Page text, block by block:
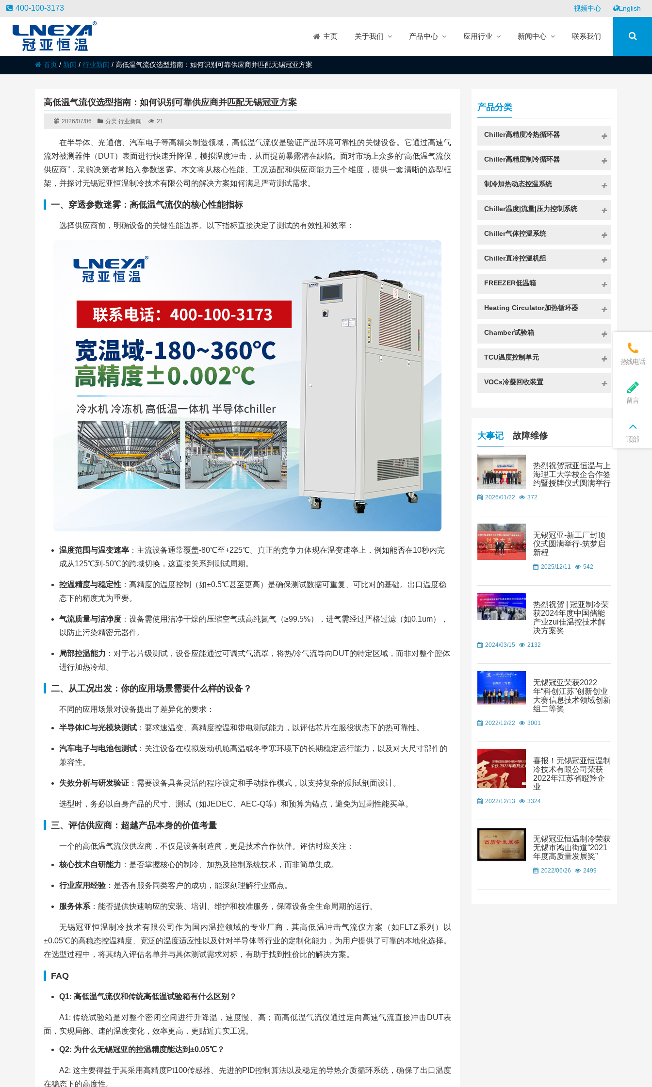
400-100-3173 视频中心 English
主页 关于我们 产品中心 应用行业 新闻中心 联系我们
首页 / 新闻 / 行业新闻 / 高低温气流仪选型指南：如何识别可靠供应商并匹配无锡冠亚方案
高低温气流仪选型指南：如何识别可靠供应商并匹配无锡冠亚方案
2026/07/06 分类:行业新闻 21
在半导体、光通信、汽车电子等高精尖制造领域，高低温气流仪是验证产品环境可靠性的关键设备。它通过高速气
流对被测器件（DUT）表面进行快速升降温，模拟温度冲击，从而提前暴露潜在缺陷。面对市场上众多的“高低温气流仪
供应商”，采购决策者常陷入参数迷雾。本文将从核心性能、工况适配和供应商能力三个维度，提供一套清晰的选型框
架，并探讨无锡冠亚恒温制冷技术有限公司的解决方案如何满足严苛测试需求。
一、穿透参数迷雾：高低温气流仪的核心性能指标
选择供应商前，明确设备的关键性能边界。以下指标直接决定了测试的有效性和效率：
温度范围与温变速率：主流设备通常覆盖-80℃至+225℃。真正的竞争力体现在温变速率上，例如能否在10秒内完
成从125℃到-50℃的跨域切换，这直接关系到测试周期。
控温精度与稳定性：高精度的温度控制（如±0.5℃甚至更高）是确保测试数据可重复、可比对的基础。出口温度稳
态下的精度尤为重要。
气流质量与洁净度：设备需使用洁净干燥的压缩空气或高纯氮气（≥99.5%），进气需经过严格过滤（如0.1um），
以防止污染精密元器件。
局部控温能力 ：对于芯片级测试，设备应能通过可调式气流罩，将热/冷气流导向DUT的特定区域，而非对整个腔体
进行加热冷却。
二、从工况出发：你的应用场景需要什么样的设备？
不同的应用场景对设备提出了差异化的要求：
半导体IC与光模块测试：要求速温变、高精度控温和带电测试能力，以评估芯片在服役状态下的热可靠性。
汽车电子与电池包测试：关注设备在模拟发动机舱高温或冬季寒环境下的长期稳定运行能力，以及对大尺寸部件的
兼容性。
失效分析与研发验证：需要设备具备灵活的程序设定和手动操作模式，以支持复杂的测试剖面设计。
选型时，务必以自身产品的尺寸、测试（如JEDEC、AEC-Q等）和预算为锚点，避免为过剩性能买单。
三、评估供应商：超越产品本身的价值考量
一个的高低温气流仪供应商，不仅是设备制造商，更是技术合作伙伴。评估时应关注：
核心技术自研能力 ：是否掌握核心的制冷、加热及控制系统技术，而非简单集成。
行业应用经验：是否有服务同类客户的成功，能深刻理解行业痛点。
服务体系：能否提供快速响应的安装、培训、维护和校准服务，保障设备全生命周期的运行。
无锡冠亚恒温制冷技术有限公司作为国内温控领域的专业厂商，其高低温冲击气流仪方案（如FLTZ系列）以
±0.05℃的高稳态控温精度、宽泛的温度适应性以及针对半导体等行业的定制化能力，为用户提供了可靠的本地化选择。
在选型过程中，将其纳入评估名单并与具体测试需求对标，有助于找到性价比的解决方案。
FAQ
Q1: 高低温气流仪和传统高低温试验箱有什么区别？
A1: 传统试验箱是对整个密闭空间进行升降温，速度慢、高；而高低温气流仪通过定向高速气流直接冲击DUT表
面，实现局部、速的温度变化，效率更高，更贴近真实工况。
Q2: 为什么无锡冠亚的控温精度能达到±0.05℃？
A2: 这主要得益于其采用高精度Pt100传感器、先进的PID控制算法以及稳定的导热介质循环系统，确保了出口温度
在稳态下的高度性。
产品分类
Chiller高精度冷热循环器
Chiller高精度制冷循环器
制冷加热动态控温系统
Chiller温度|流量|压力控制系统
Chiller气体控温系统
Chiller直冷控温机组
FREEZER低温箱
Heating Circulator加热循环器
Chamber试验箱
TCU温度控制单元
VOCs冷凝回收装置
大事记 故障维修
热烈祝贺冠亚恒温与上
海理工大学校企合作签
约暨授牌仪式圆满举行
2026/01/22 372
无锡冠亚-新工厂封顶
仪式圆满举行-筑梦启
新程
2025/12/11 542
热烈祝贺 | 冠亚制冷荣
获2024年度中国储能
产业zui佳温控技术解
决方案奖
2024/03/15 2132
无锡冠亚荣获2022
年“科创江苏”创新创业
大赛信息技术领域创新
组二等奖
2022/12/22 3001
喜报！无锡冠亚恒温制
冷技术有限公司荣获
2022年江苏省瞪羚企
业
2022/12/13 3324
无锡冠亚恒温制冷荣获
无锡市鸿山街道“2021
年度高质量发展奖”
2022/06/26 2499
热线电话
留言
顶部